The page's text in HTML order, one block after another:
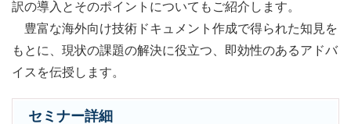
訳の導入とそのポイントについてもご紹介します。
豊富な海外向け技術ドキュメント作成で得られた知見を
もとに、現状の課題の解決に役立つ、即効性のあるアドバ
イスを伝授します。
セミナー詳細